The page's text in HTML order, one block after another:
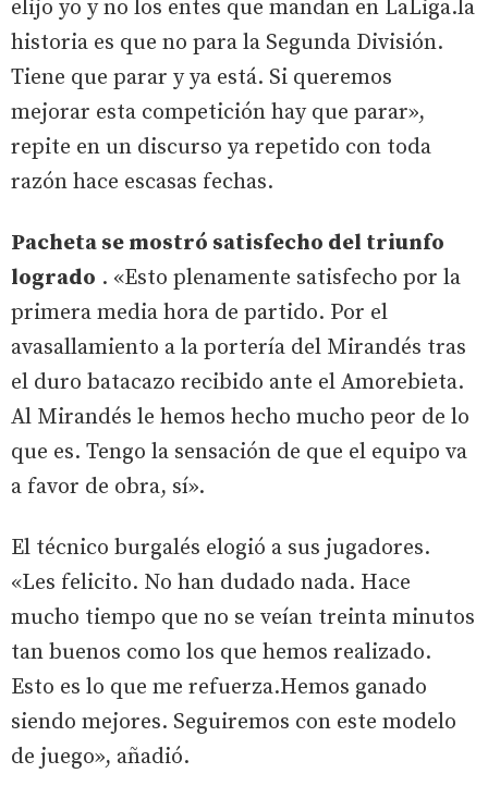
elijo yo y no los entes que mandan en LaLiga.la
historia es que no para la Segunda División.
Tiene que parar y ya está. Si queremos
mejorar esta competición hay que parar»,
repite en un discurso ya repetido con toda
razón hace escasas fechas.
Pacheta se mostró satisfecho del triunfo
logrado . «Esto plenamente satisfecho por la
primera media hora de partido. Por el
avasallamiento a la portería del Mirandés tras
el duro batacazo recibido ante el Amorebieta.
Al Mirandés le hemos hecho mucho peor de lo
que es. Tengo la sensación de que el equipo va
a favor de obra, sí».
El técnico burgalés elogió a sus jugadores.
«Les felicito. No han dudado nada. Hace
mucho tiempo que no se veían treinta minutos
tan buenos como los que hemos realizado.
Esto es lo que me refuerza.Hemos ganado
siendo mejores. Seguiremos con este modelo
de juego», añadió.